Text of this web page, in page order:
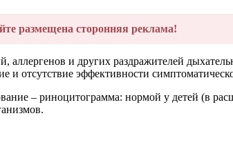
размещена сторонняя реклама!
и других раздражителей
и отсутствие эффективности
– риноцитограмма: нормой у детей (в